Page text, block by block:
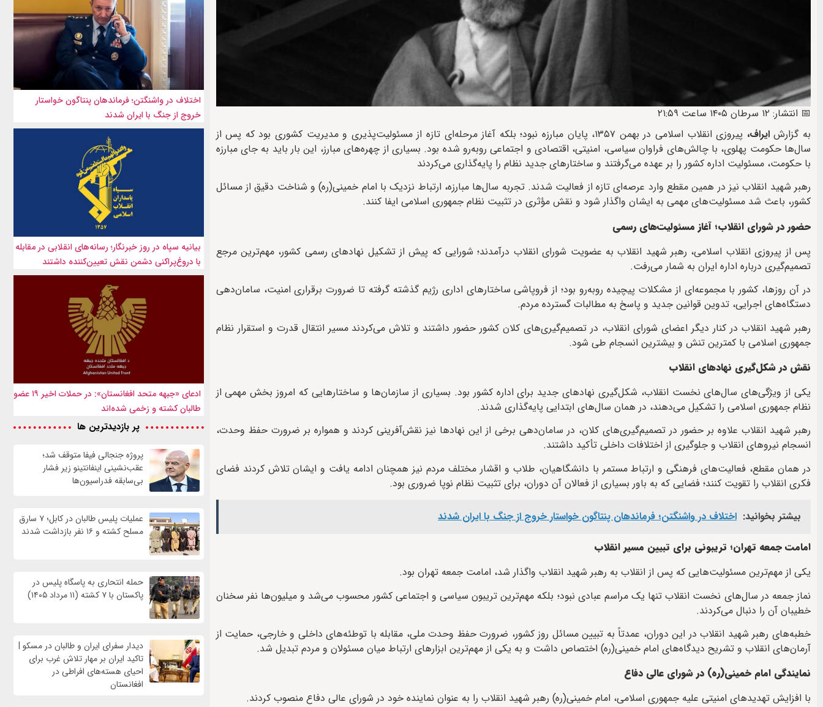
📅 انتشار: ۱۲ سرطان ۱۴۰۵ ساعت ۲۱:۵۹
به گزارشایراف،
پیروزی انقلاب اسلامی در بهمن ۱۳۵۷، پایان مبارزه نبود؛ بلکه آغاز مرحله‌ای تازه از مسئولیت‌پذیری و مدیریت کشوری بود که پس از
سال‌ها حکومت پهلوی، با چالش‌های فراوان سیاسی، امنیتی، اقتصادی و اجتماعی روبه‌رو شده بود. بسیاری از چهره‌های مبارز، این بار باید به جای مبارزه
با حکومت، مسئولیت اداره کشور را بر عهده می‌گرفتند و ساختارهای جدید نظام را پایه‌گذاری می‌کردند
رهبر شهید انقلاب نیز در همین مقطع وارد عرصه‌ای تازه از فعالیت شدند. تجربه سال‌ها مبارزه، ارتباط نزدیک با امام خمینی(ره) و شناخت دقیق از مسائل
کشور، باعث شد مسئولیت‌های مهمی به ایشان واگذار شود و نقش مؤثری در تثبیت نظام جمهوری اسلامی ایفا کنند.
حضور در شورای انقلاب؛ آغاز مسئولیت‌های رسمی
پس از پیروزی انقلاب اسلامی، رهبر شهید انقلاب به عضویت شورای انقلاب درآمدند؛ شورایی که پیش از تشکیل نهادهای رسمی کشور، مهم‌ترین مرجع
تصمیم‌گیری درباره اداره ایران به شمار می‌رفت.
در آن روزها، کشور با مجموعه‌ای از مشکلات پیچیده روبه‌رو بود؛ از فروپاشی ساختارهای اداری رژیم گذشته گرفته تا ضرورت برقراری امنیت، سامان‌دهی
دستگاه‌های اجرایی، تدوین قوانین جدید و پاسخ به مطالبات گسترده مردم.
رهبر شهید انقلاب در کنار دیگر اعضای شورای انقلاب، در تصمیم‌گیری‌های کلان کشور حضور داشتند و تلاش می‌کردند مسیر انتقال قدرت و استقرار نظام
جمهوری اسلامی با کمترین تنش و بیشترین انسجام طی شود.
نقش در شکل‌گیری نهادهای انقلاب
یکی از ویژگی‌های سال‌های نخست انقلاب، شکل‌گیری نهادهای جدید برای اداره کشور بود. بسیاری از سازمان‌ها و ساختارهایی که امروز بخش مهمی از
نظام جمهوری اسلامی را تشکیل می‌دهند، در همان سال‌های ابتدایی پایه‌گذاری شدند.
رهبر شهید انقلاب علاوه بر حضور در تصمیم‌گیری‌های کلان، در سامان‌دهی برخی از این نهادها نیز نقش‌آفرینی کردند و همواره بر ضرورت حفظ وحدت،
انسجام نیروهای انقلاب و جلوگیری از اختلافات داخلی تأکید داشتند.
در همان مقطع، فعالیت‌های فرهنگی و ارتباط مستمر با دانشگاهیان، طلاب و اقشار مختلف مردم نیز همچنان ادامه یافت و ایشان تلاش کردند فضای
فکری انقلاب را تقویت کنند؛ فضایی که به باور بسیاری از فعالان آن دوران، برای تثبیت نظام نوپا ضروری بود.
بیشتر بخوانید: اختلاف در واشنگتن؛ فرماندهان پنتاگون خواستار خروج از جنگ با ایران شدند
امامت جمعه تهران؛ تریبونی برای تبیین مسیر انقلاب
یکی از مهم‌ترین مسئولیت‌هایی که پس از انقلاب به رهبر شهید انقلاب واگذار شد، امامت جمعه تهران بود.
نماز جمعه در سال‌های نخست انقلاب تنها یک مراسم عبادی نبود؛ بلکه مهم‌ترین تریبون سیاسی و اجتماعی کشور محسوب می‌شد و میلیون‌ها نفر سخنان
خطیبان آن را دنبال می‌کردند.
خطبه‌های رهبر شهید انقلاب در این دوران، عمدتاً به تبیین مسائل روز کشور، ضرورت حفظ وحدت ملی، مقابله با توطئه‌های داخلی و خارجی، حمایت از
آرمان‌های انقلاب و تشریح دیدگاه‌های امام خمینی(ره) اختصاص داشت و به یکی از مهم‌ترین ابزارهای ارتباط میان مسئولان و مردم تبدیل شد.
نمایندگی امام خمینی(ره) در شورای عالی دفاع
با افزایش تهدیدهای امنیتی علیه جمهوری اسلامی، امام خمینی(ره) رهبر شهید انقلاب را به عنوان نماینده خود در شورای عالی دفاع منصوب کردند.
اختلاف در واشنگتن؛ فرماندهان پنتاگون خواستار
خروج از جنگ با ایران شدند
بیانیه سپاه در روز خبرنگار؛ رسانه‌های انقلابی در مقابله
با دروغ‌پراکنی دشمن نقش تعیین‌کننده داشتند
ادعای «جبهه متحد افغانستان»: در حملات اخیر ۱۹ عضو
طالبان کشته و زخمی شده‌اند
پر بازدیدترین ها
پروژه جنجالی فیفا متوقف شد؛
عقب‌نشینی اینفانتینو زیر فشار
بی‌سابقه فدراسیون‌ها
عملیات پلیس طالبان در کابل؛ ۷ سارق
مسلح کشته و ۱۶ نفر بازداشت شدند
حمله انتحاری به پاسگاه پلیس در
پاکستان با ۷ کشته (۱۱ مرداد ۱۴۰۵)
دیدار سفرای ایران و طالبان در مسکو |
تاکید ایران بر مهار تلاش‌ غرب برای
احیای هسته‌های افراطی در
افغانستان